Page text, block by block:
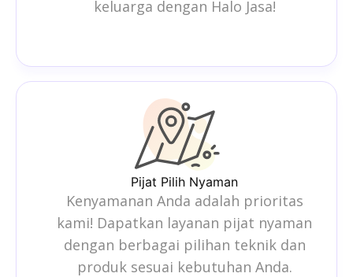
keluarga dengan Halo Jasa!
Pijat Pilih Nyaman
Kenyamanan Anda adalah prioritas
kami! Dapatkan layanan pijat nyaman
dengan berbagai pilihan teknik dan
produk sesuai kebutuhan Anda.